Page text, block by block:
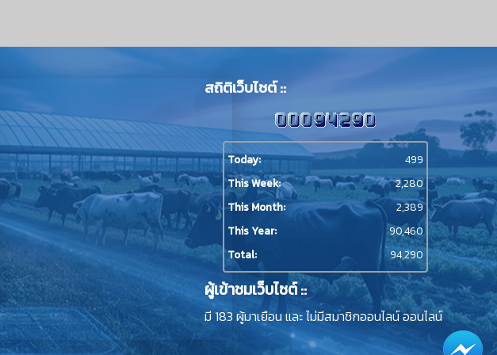
สถิติเว็บไซต์ ::
Today:
499
This Week:
2,280
This Month:
2,389
This Year:
90,460
Total:
94,290
ผู้เข้าชมเว็บไซต์ ::
มี 183 ผู้มาเยือน และ ไม่มีสมาชิกออนไลน์ ออนไลน์